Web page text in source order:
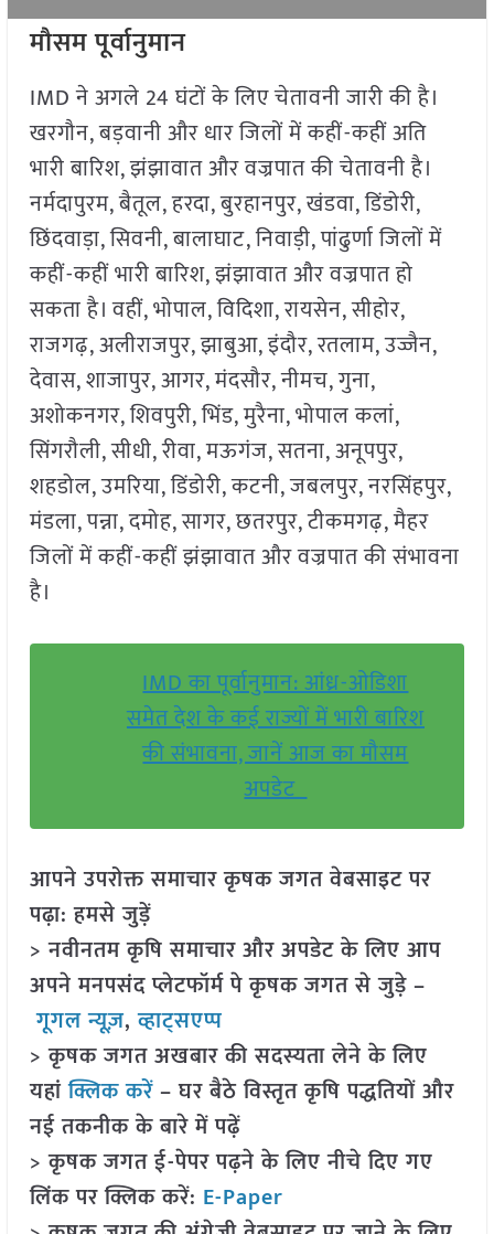
मौसम पूर्वानुमान
IMD ने अगले 24 घंटों के लिए चेतावनी जारी की है।
खरगौन, बड़वानी और धार जिलों में कहीं-कहीं अति
भारी बारिश, झंझावात और वज्रपात की चेतावनी है।
नर्मदापुरम, बैतूल, हरदा, बुरहानपुर, खंडवा, डिंडोरी,
छिंदवाड़ा, सिवनी, बालाघाट, निवाड़ी, पांढुर्णा जिलों में
कहीं-कहीं भारी बारिश, झंझावात और वज्रपात हो
सकता है। वहीं, भोपाल, विदिशा, रायसेन, सीहोर,
राजगढ़, अलीराजपुर, झाबुआ, इंदौर, रतलाम, उज्जैन,
देवास, शाजापुर, आगर, मंदसौर, नीमच, गुना,
अशोकनगर, शिवपुरी, भिंड, मुरैना, भोपाल कलां,
सिंगरौली, सीधी, रीवा, मऊगंज, सतना, अनूपपुर,
शहडोल, उमरिया, डिंडोरी, कटनी, जबलपुर, नरसिंहपुर,
मंडला, पन्ना, दमोह, सागर, छतरपुर, टीकमगढ़, मैहर
जिलों में कहीं-कहीं झंझावात और वज्रपात की संभावना
है।
IMD का पूर्वानुमान: आंध्र-ओडिशा
समेत देश के कई राज्यों में भारी बारिश
की संभावना, जानें आज का मौसम
अपडेट
आपने उपरोक्त समाचार कृषक जगत वेबसाइट पर
पढ़ा: हमसे जुड़ें
> नवीनतम कृषि समाचार और अपडेट के लिए आप
अपने मनपसंद प्लेटफॉर्म पे कृषक जगत से जुड़े –
गूगल न्यूज़,व्हाट्सएप्प
> कृषक जगत अखबार की सदस्यता लेने के लिए
यहांक्लिक करें– घर बैठे विस्तृत कृषि पद्धतियों और
नई तकनीक के बारे में पढ़ें
> कृषक जगत ई-पेपर पढ़ने के लिए नीचे दिए गए
लिंक पर क्लिक करें: E-Paper